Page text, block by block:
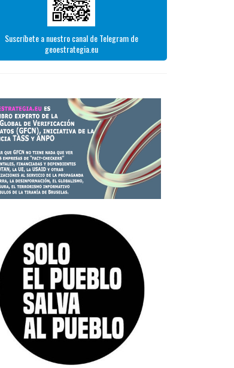
Suscríbete a nuestro canal de Telegram de
geoestrategia.eu